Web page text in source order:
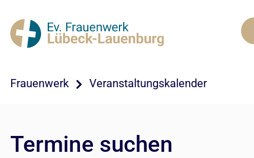
Frauenwerk Veranstaltungskalender
Termine suchen